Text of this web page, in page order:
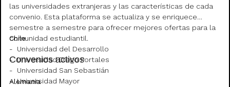
las universidades extranjeras y las características de cada
convenio. Esta plataforma se actualiza y se enriquece
semestre a semestre para ofrecer mejores ofertas para la
comunidad estudiantil.
Convenios activos
Alemania
Chile
- Universidad del Desarrollo
- Universidad Diego Portales
- Universidad San Sebastián
- Universidad Mayor